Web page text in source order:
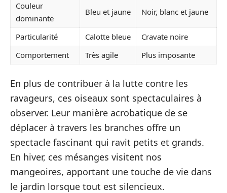
Couleur
dominante
Bleu et jaune Noir, blanc et jaune
Particularité Calotte bleue
Cravate noire
Comportement
Très agile Plus imposante
En plus de contribuer à la lutte contre les
ravageurs, ces oiseaux sont spectaculaires à
observer. Leur manière acrobatique de se
déplacer à travers les branches offre un
spectacle fascinant qui ravit petits et grands.
En hiver, ces mésanges visitent nos
mangeoires, apportant une touche de vie dans
le jardin lorsque tout est silencieux.